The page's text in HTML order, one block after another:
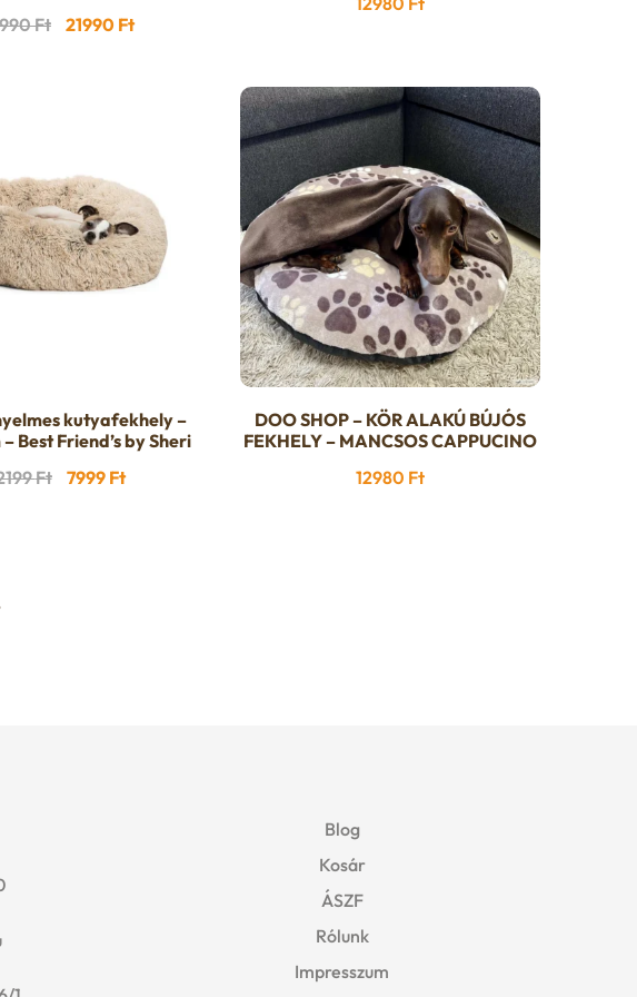
több
a
termékoldalon
választhatók
ki
Ft Original
21990 FtCurrent
kutyafekhely –
Best Friend’s by Sheri
Ft Original
7999 FtCurrent
DOO SHOP – KÖR ALAKÚ BÚJÓS
FEKHELY – MANCSOS CAPPUCINO
12980 Ft
Blog
Kosár
ÁSZF
Rólunk
Impresszum